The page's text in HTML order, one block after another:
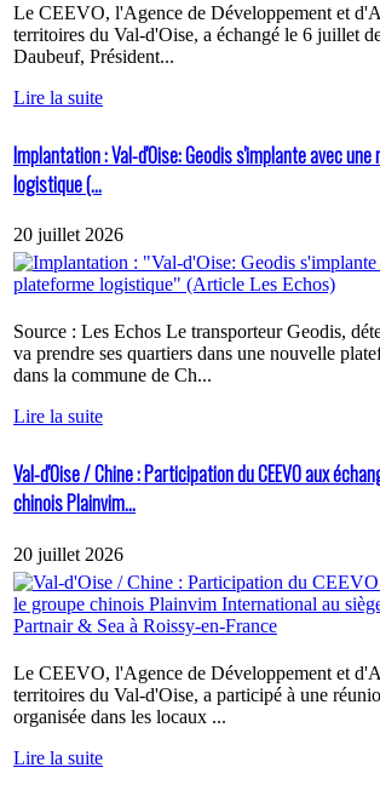
Le CEEVO, l'Agence de Développement et
territoires du Val-d'Oise, a échangé le 6 juillet
Daubeuf, Président...
Lire la suite
Implantation : Val-d'Oise: Geodis s'implante avec
logistique (...
20 juillet 2026
Source : Les Echos Le transporteur Geodis,
va prendre ses quartiers dans une nouvelle
dans la commune de Ch...
Lire la suite
Val-d'Oise / Chine : Participation du CEEVO aux
chinois Plainvim...
20 juillet 2026
Le CEEVO, l'Agence de Développement et
territoires du Val-d'Oise, a participé à une
organisée dans les locaux ...
Lire la suite